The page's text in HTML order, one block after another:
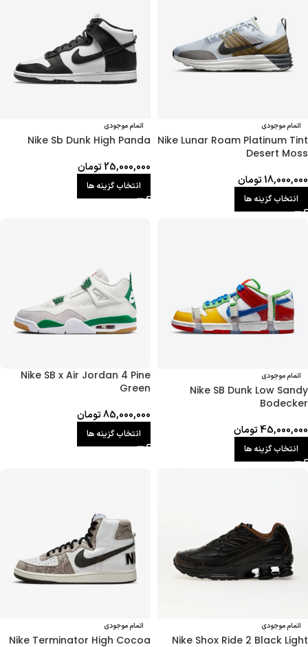
اتمام موجودی
Nike Lunar Roam Platinum Tint
Desert Moss
18,000,000تومان
انتخاب گزینه ها
اتمام موجودی
Nike Sb Dunk High Panda
25,000,000تومان
انتخاب گزینه ها
اتمام موجودی
Nike SB Dunk Low Sandy
Bodecker
45,000,000تومان
انتخاب گزینه ها
Nike SB x Air Jordan 4 Pine
Green
85,000,000تومان
انتخاب گزینه ها
اتمام موجودی
Nike Shox Ride 2 Black Light
اتمام موجودی
Nike Terminator High Cocoa